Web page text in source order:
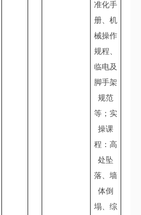
准化手
册、机
械操作
规程、
临电及
脚手架
规范
等；实
操课
程：高
处坠
落、墙
体倒
塌、综